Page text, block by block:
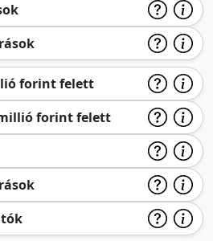
forint felett
forint felett